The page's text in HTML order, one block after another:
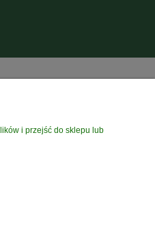
i przejść do sklepu lub